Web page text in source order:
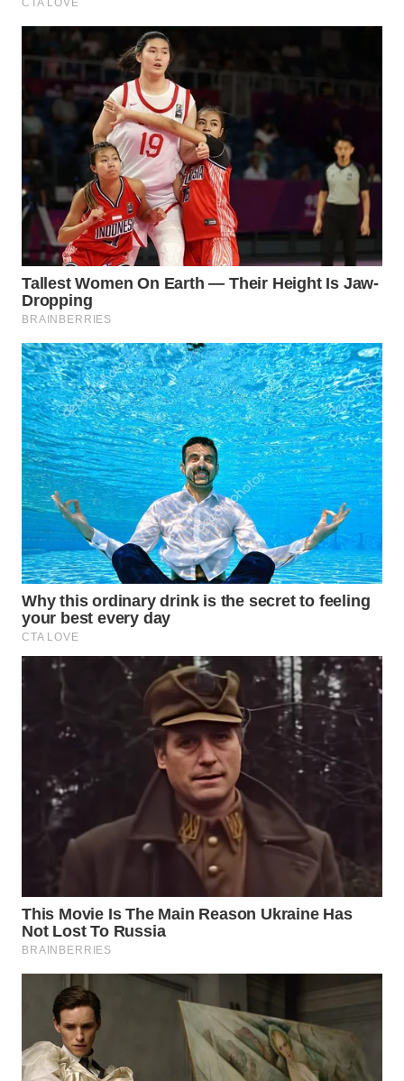
TEBING
TINGGI
WN
PAKPAK
KARAWANG
WN
BEKASI
WN
BOGOR
WN
DEPOK
WN
TAPANULI
UTARA
WN
SAMOSIR
WN
PADANG
LAWAS
WN
SUMEDANG
WN
WN
KEPULAUAN
SERIBU
WN
TANGERANG
WN
CIREBON